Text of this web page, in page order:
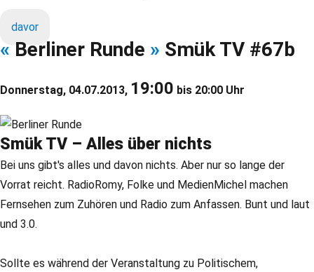
davor
« Berliner Runde » Smük TV #67b
Donnerstag, 04.07.2013, 19:00 bis 20:00 Uhr
Smük TV – Alles über nichts
Bei uns gibt's alles und davon nichts. Aber nur so lange der
Vorrat reicht. RadioRomy, Folke und MedienMichel machen
Fernsehen zum Zuhören und Radio zum Anfassen. Bunt und laut
und 3.0.
Sollte es während der Veranstaltung zu Politischem,